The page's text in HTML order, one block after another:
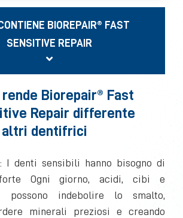
BIOREPAIR® FAST
SENSITIVE REPAIR
rende Biorepair® Fast
Repair differente
altri dentifrici
I denti sensibili hanno bisogno di
Ogni giorno, acidi, cibi e
possono indebolire lo smalto,
minerali preziosi e creando